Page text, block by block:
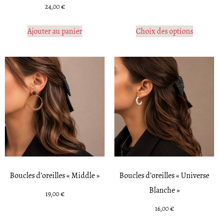
24,00€
Ajouter au panier Choix des options
Boucles d’oreilles « Middle »
19,00€
Boucles d’oreilles « Universe
Blanche »
16,00€